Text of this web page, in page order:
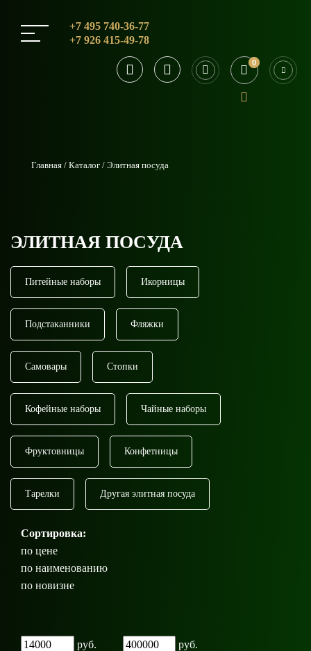
+7 495 740-36-77
+7 926 415-49-78
0
0
Главная Каталог Элитная посуда
ЭЛИТНАЯ ПОСУДА
Питейные наборы Икорницы
Подстаканники Фляжки
Самовары Стопки
Кофейные наборы Чайные наборы
Фруктовницы Конфетницы
Тарелки Другая элитная посуда
Сортировка:
по цене
по наименованию
по новизне
руб. руб.